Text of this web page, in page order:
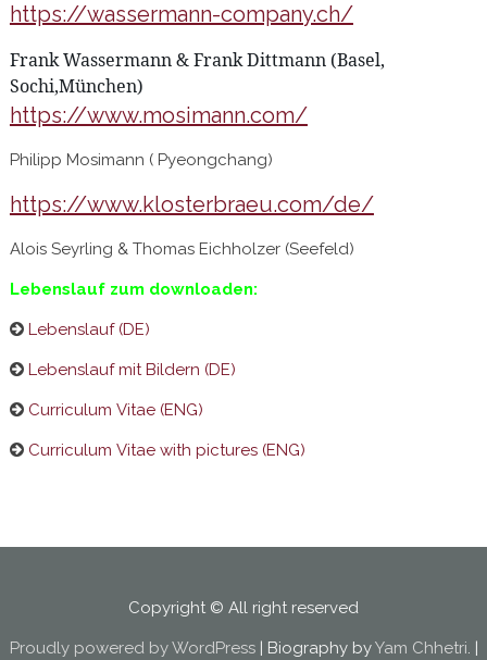
https://wassermann-company.ch/
Frank Wassermann & Frank Dittmann (Basel,
Sochi,München)
https://www.mosimann.com/
Philipp Mosimann ( Pyeongchang)
https://www.klosterbraeu.com/de/
Alois Seyrling & Thomas Eichholzer (Seefeld)
Lebenslauf zum downloaden:
Lebenslauf (DE)
Lebenslauf mit Bildern (DE)
Curriculum Vitae (ENG)
Curriculum Vitae with pictures (ENG)
Copyright © All right reserved
Proudly powered by WordPress | Biography byYam Chhetri |